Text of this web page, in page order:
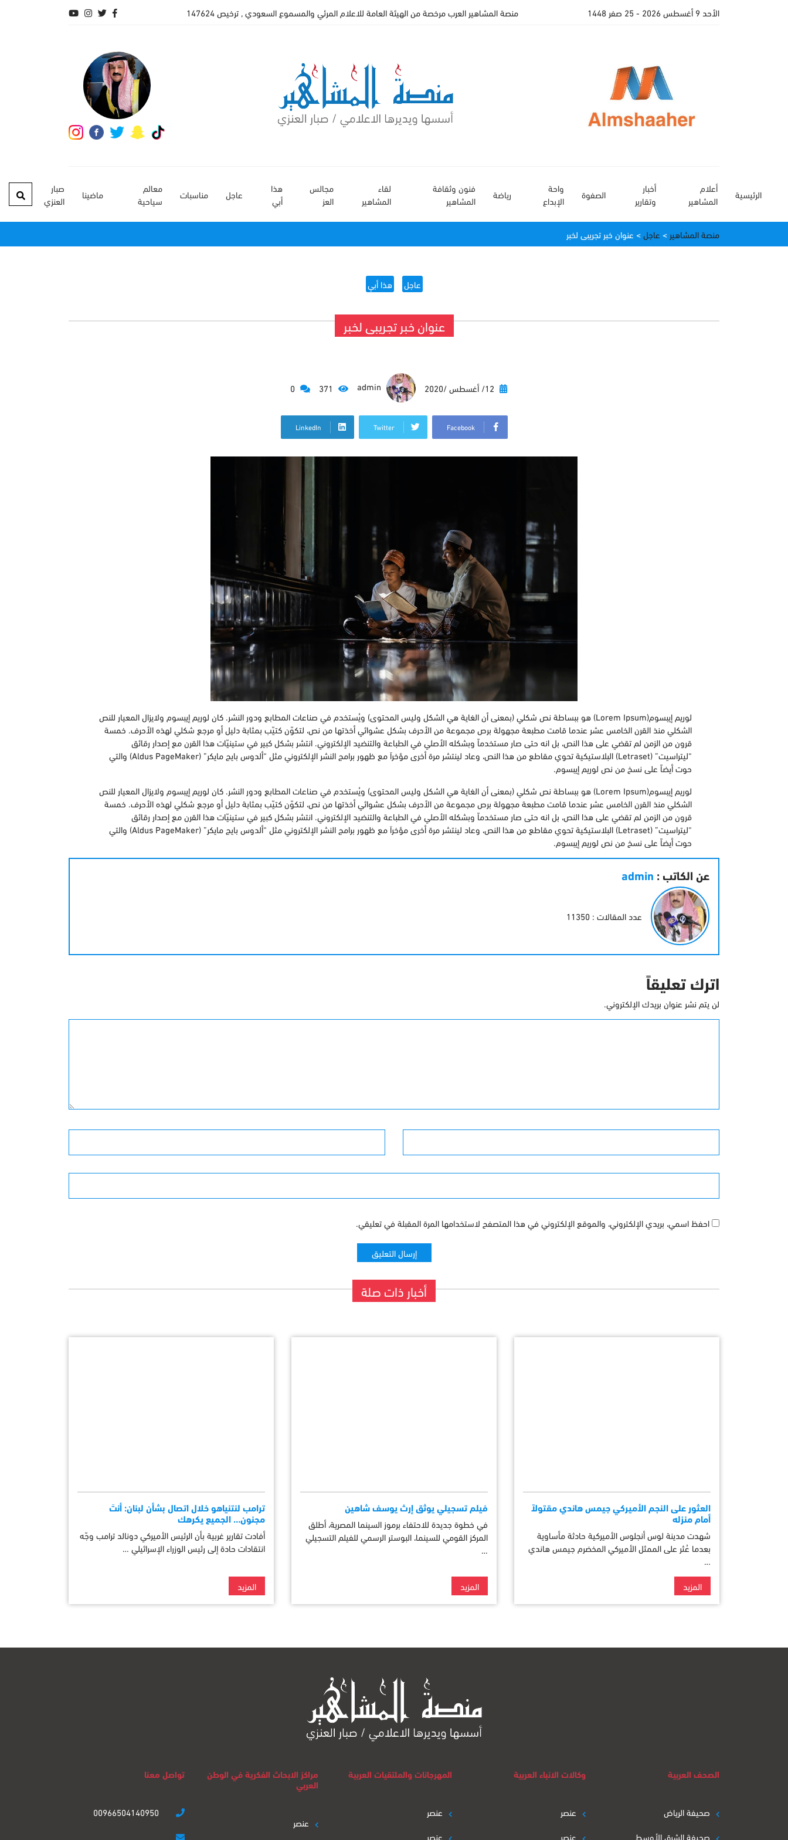
اﻷحد 9 أغسطس 2026 - 25 صفر 1448 منصة المشاهير العرب مرخصة من الهيئة العامة للاعلام المرئي والمسموع السعودي , ترخيص 147624
الرئيسية
أعلام
المشاهير
أخبار
وتقارير
الصفوة
واحة
الإبداع
رياضة
فنون وثقافة
المشاهير
لقاء
المشاهير
مجالس
العز
هذا
أبي
عاجل مناسبات
معالم
سياحية
ماضينا
صبار
العنزي
منصة المشاهير > عاجل> عنوان خبر تجريبى لخبر
عاجل هذا أبي
عنوان خبر تجريبى لخبر
Facebook
Twitter
LinkedIn
لوريم إيبسوم(Lorem Ipsum) هو ببساطة نص شكلي (بمعنى أن الغاية هي الشكل وليس المحتوى) ويُستخدم في صناعات المطابع ودور النشر. كان لوريم إيبسوم ولايزال المعيار للنص
الشكلي منذ القرن الخامس عشر عندما قامت مطبعة مجهولة برص مجموعة من الأحرف بشكل عشوائي أخذتها من نص، لتكوّن كتيّب بمثابة دليل أو مرجع شكلي لهذه الأحرف. خمسة
قرون من الزمن لم تقضي على هذا النص، بل انه حتى صار مستخدماً وبشكله الأصلي في الطباعة والتنضيد الإلكتروني. انتشر بشكل كبير في ستينيّات هذا القرن مع إصدار رقائق
“ليتراسيت” (Letraset) البلاستيكية تحوي مقاطع من هذا النص، وعاد لينتشر مرة أخرى مؤخراَ مع ظهور برامج النشر الإلكتروني مثل “ألدوس بايج مايكر” (Aldus PageMaker) والتي
حوت أيضاً على نسخ من نص لوريم إيبسوم.
لوريم إيبسوم(Lorem Ipsum) هو ببساطة نص شكلي (بمعنى أن الغاية هي الشكل وليس المحتوى) ويُستخدم في صناعات المطابع ودور النشر. كان لوريم إيبسوم ولايزال المعيار للنص
الشكلي منذ القرن الخامس عشر عندما قامت مطبعة مجهولة برص مجموعة من الأحرف بشكل عشوائي أخذتها من نص، لتكوّن كتيّب بمثابة دليل أو مرجع شكلي لهذه الأحرف. خمسة
قرون من الزمن لم تقضي على هذا النص، بل انه حتى صار مستخدماً وبشكله الأصلي في الطباعة والتنضيد الإلكتروني. انتشر بشكل كبير في ستينيّات هذا القرن مع إصدار رقائق
“ليتراسيت” (Letraset) البلاستيكية تحوي مقاطع من هذا النص، وعاد لينتشر مرة أخرى مؤخراَ مع ظهور برامج النشر الإلكتروني مثل “ألدوس بايج مايكر” (Aldus PageMaker) والتي
حوت أيضاً على نسخ من نص لوريم إيبسوم.
عن الكاتب : admin
عدد المقالات : 11350
اترك تعليقاً
لن يتم نشر عنوان بريدك الإلكتروني.
احفظ اسمي، بريدي الإلكتروني، والموقع الإلكتروني في هذا المتصفح لاستخدامها المرة المقبلة في تعليقي.
أخبار ذات صلة
العثور على النجم الأميركي جيمس هاندي مقتولاً
أمام منزله
شهدت مدينة لوس أنجلوس الأميركية حادثة مأساوية
بعدما عُثر على الممثل الأميركي المخضرم جيمس هاندي
…
المزيد
فيلم تسجيلي يوثق إرث يوسف شاهين
في خطوة جديدة للاحتفاء برموز السينما المصرية، أطلق
المركز القومي للسينما، البوستر الرسمي للفيلم التسجيلي
…
المزيد
ترامب لنتنياهو خلال اتصال بشأن لبنان: أنتَ
مجنون… الجميع يكرهك
أفادت تقارير غربية بأن الرئيس الأميركي دونالد ترامب وجّه
انتقادات حادة إلى رئيس الوزراء الإسرائيلي …
المزيد
الصحف العربية
صحيفة الرياض
صحيفة الشرق الأوسط
وكالات الانباء العربية
عنصر
عنصر
المهرجانات والملتقيات العربية
عنصر
عنصر
مراكز الابحاث الفكرية في الوطن
العربي
عنصر
تواصل معنا